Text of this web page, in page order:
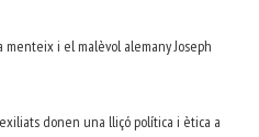
menteix i el malèvol alemany Joseph
donen una lliçó política i ètica a